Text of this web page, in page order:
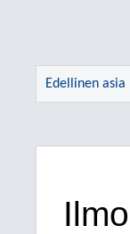
Edellinen asia